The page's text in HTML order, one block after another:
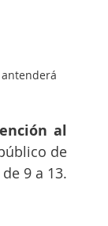
al
de
9 a 13.